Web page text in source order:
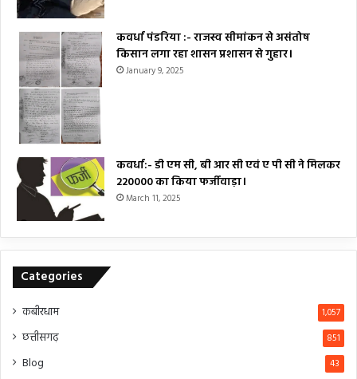
कवर्धा पंडरिया :- राजस्व सीमांकन से असंतोष
किसान लगा रहा शासन प्रशासन से गुहार।
January 9, 2025
कवर्धा:- डी एम सी, बी आर सी एवं ए पी सी ने मिलकर
₹220000 का किया फर्जीवाड़ा।
March 11, 2025
Categories
कबीरधाम 1,057
छत्तीसगढ़ 851
Blog 43